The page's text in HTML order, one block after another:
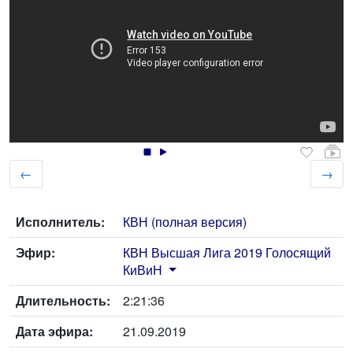
← →
Исполнитель:
КВН (полная версия)
Эфир:
КВН Высшая Лига 2019 Голосящий
КиВиН
Длительность:
2:21:36
Дата эфира:
21.09.2019